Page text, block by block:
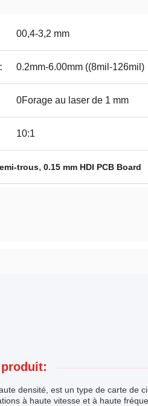
00,4-3,2 mm
0.2mm-6.00mm ((8mil-126mil)
0Forage au laser de 1 mm
10:1
trous, 0.15 mm HDI PCB Board
densité, est un type de carte de
à haute vitesse et à haute